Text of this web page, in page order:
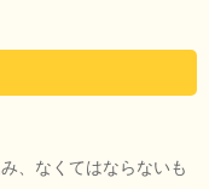
、なくてはならないも